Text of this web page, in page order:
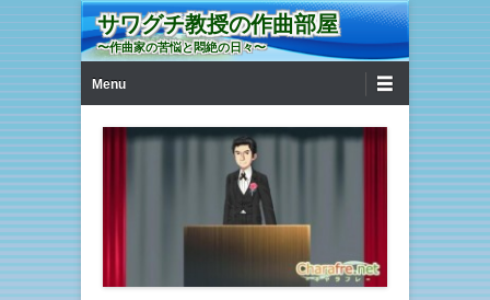
サワグチ教授の作曲部屋
〜作曲家の苦悩と悶絶の日々〜
Menu